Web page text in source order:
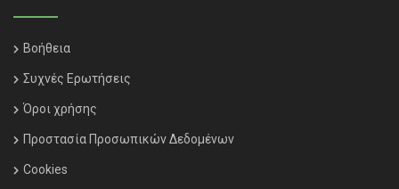
Βοήθεια
Συχνές Ερωτήσεις
Όροι χρήσης
Προστασία Προσωπικών Δεδομένων
Cookies